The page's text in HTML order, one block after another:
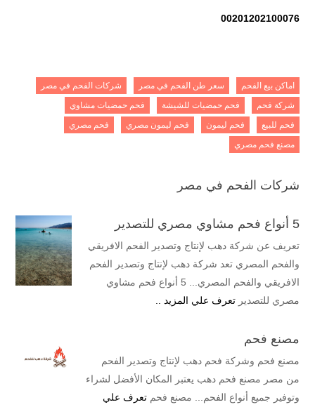
00201202100076
اماكن بيع الفحم سعر طن الفحم في مصر
شركات الفحم في مصر
شركة فحم
فحم حمضيات للشيشة
فحم حمضيات مشاوي
فحم للبيع
فحم ليمون فحم ليمون مصري
فحم مصري
مصنع فحم مصري
شركات الفحم في مصر
5 أنواع فحم مشاوي مصري للتصدير
تعريف عن شركة دهب لإنتاج وتصدير الفحم الافريقي
والفحم المصري تعد شركة دهب لإنتاج وتصدير الفحم
الافريقي والفحم المصري... 5 أنواع فحم مشاوي
مصري للتصدير تعرف علي المزيد ..
مصنع فحم
مصنع فحم وشركة فحم دهب لإنتاج وتصدير الفحم
من مصر مصنع فحم دهب يعتبر المكان الأفضل لشراء
وتوفير جميع أنواع الفحم... مصنع فحم تعرف علي